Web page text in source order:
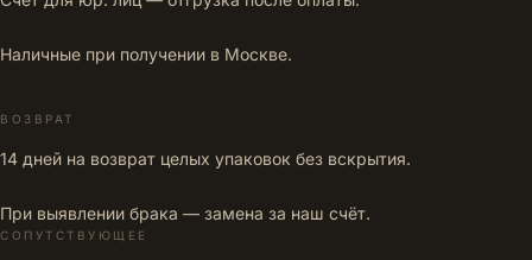
Наличные при получении в Москве.
ВОЗВРАТ
14 дней на возврат целых упаковок без вскрытия.
При выявлении брака — замена за наш счёт.
СОПУТСТВУЮЩЕЕ